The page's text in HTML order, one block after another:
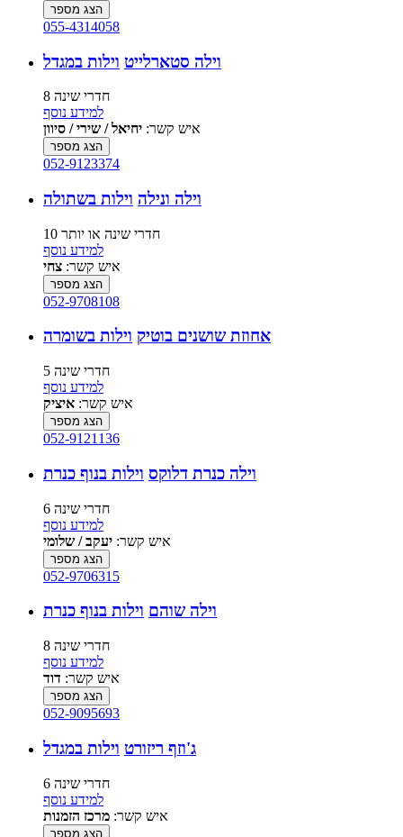
הצג מספר
055-4314058
וילה סטארלייט וילות במגדל
8 חדרי שינה
למידע נוסף
איש קשר: יחיאל / שירי / סיוון
הצג מספר
052-9123374
וילה ונילה וילות בשתולה
10 חדרי שינה או יותר
למידע נוסף
איש קשר: צחי
הצג מספר
052-9708108
אחוזת שושנים בוטיק וילות בשומרה
5 חדרי שינה
למידע נוסף
איש קשר: איציק
הצג מספר
052-9121136
וילה כנרת דלוקס וילות בנוף כנרת
6 חדרי שינה
למידע נוסף
איש קשר: יעקב / שלומי
הצג מספר
052-9706315
וילה שוהם וילות בנוף כנרת
8 חדרי שינה
למידע נוסף
איש קשר: דוד
הצג מספר
052-9095693
ג'וזף ריזורט וילות במגדל
6 חדרי שינה
למידע נוסף
איש קשר: מרכז הזמנות
הצג מספר